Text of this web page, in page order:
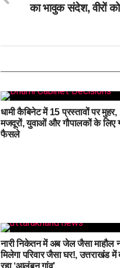
का भावुक संदेश, वीरों
धामी कैबिनेट में 15 प्रस्तावों पर मुहर,
मजदूरों, युवाओं और गौपालकों के लिए
फैसले
नारी निकेतन में अब जेल जैसा माहौल
मिलेगा परिवार जैसा घर!, उत्तराखंड में